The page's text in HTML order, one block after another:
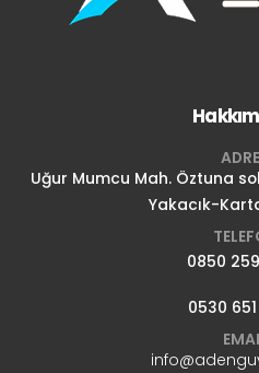
Uğur Mumcu Mah. Öztuna
Yakacık-
0850
0530